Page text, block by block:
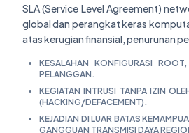
SLA (Service Level Agreement)
global dan perangkat keras
atas kerugian finansial, penurunan
KESALAHAN KONFIGURASI
PELANGGAN.
KEGIATAN INTRUSI TANPA IZIN
(HACKING/DEFACEMENT).
KEJADIAN DI LUAR BATAS
GANGGUAN TRANSMISI DAYA